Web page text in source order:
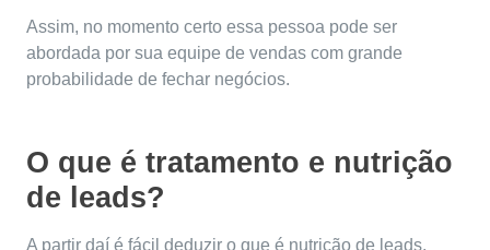
Assim, no momento certo essa pessoa pode ser
abordada por sua equipe de vendas com grande
probabilidade de fechar negócios.
O que é tratamento e nutrição
de leads?
A partir daí é fácil deduzir o que é nutrição de leads.